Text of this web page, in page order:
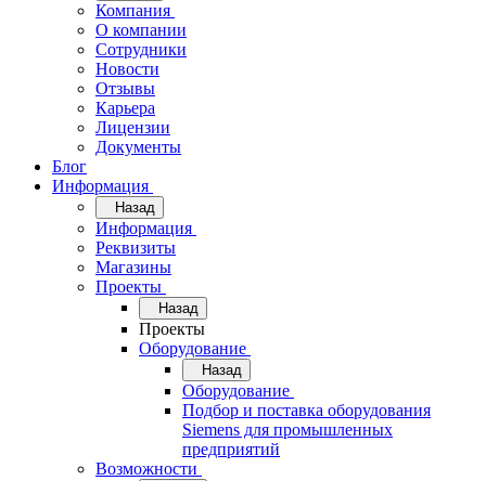
Компания
О компании
Сотрудники
Новости
Отзывы
Карьера
Лицензии
Документы
Блог
Информация
Назад
Информация
Реквизиты
Магазины
Проекты
Назад
Проекты
Оборудование
Назад
Оборудование
Подбор и поставка оборудования
Siemens для промышленных
предприятий
Возможности